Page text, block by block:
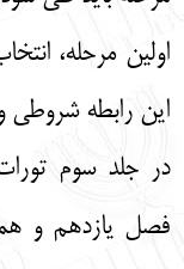
اولین مرحله،
این رابطه شروطی
در جلد سوم
فصل یازدهم و